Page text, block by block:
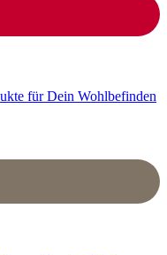
für Dein Wohlbefinden